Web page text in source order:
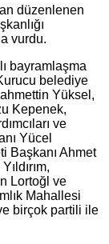
düzenlenen
vurdu.
bayramlaşma
belediye
Yüksel,
Kepenek,
ve
Yücel
Başkanı Ahmet
Lortoğl ve
Mahallesi
birçok partili ile